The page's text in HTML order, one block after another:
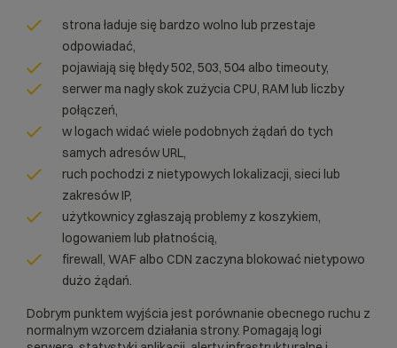
strona ładuje się bardzo wolno lub przestaje
odpowiadać,
pojawiają się błędy 502, 503, 504 albo timeouty,
serwer ma nagły skok zużycia CPU, RAM lub liczby
połączeń,
w logach widać wiele podobnych żądań do tych
samych adresów URL,
ruch pochodzi z nietypowych lokalizacji, sieci lub
zakresów IP,
użytkownicy zgłaszają problemy z koszykiem,
logowaniem lub płatnością,
firewall, WAF albo CDN zaczyna blokować nietypowo
dużo żądań.
Dobrym punktem wyjścia jest porównanie obecnego ruchu z
normalnym wzorcem działania strony. Pomagają logi